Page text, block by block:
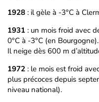
1928 : il gèle à -3°C à
1931 : un mois froid avec
0°C à -3°C (en
Il neige dès 600 m
1972 : le mois est froid
plus précoces depuis
niveau national).